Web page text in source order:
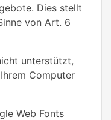
Dies stellt
von Art. 6
unterstützt,
Computer
Web Fonts